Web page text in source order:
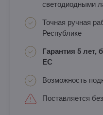
светодиодными
Точная ручная
Республике
Гарантия 5 лет,
ЕС
Возможность
Поставляется